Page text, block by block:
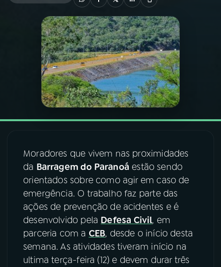
PROGRAMAS
PODCASTS
VIDEOCASTS
08 FESTIVAL DE MÚSICA
ACOMPANHE A RÁDIO NACIONAL
YouTube Facebook
Instagram X
TikTok
Moradores que vivem nas proximidades
da Barragem do Paranoá estão sendo
orientados sobre como agir em caso de
emergência. O trabalho faz parte das
ações de prevenção de acidentes e é
desenvolvido pela Defesa Civil, em
parceria com a CEB, desde o início desta
semana. As atividades tiveram início na
ultima terça-feira (12) e devem durar três